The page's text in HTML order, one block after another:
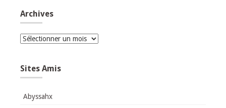
Archives
Archives
Sites Amis
Abyssahx